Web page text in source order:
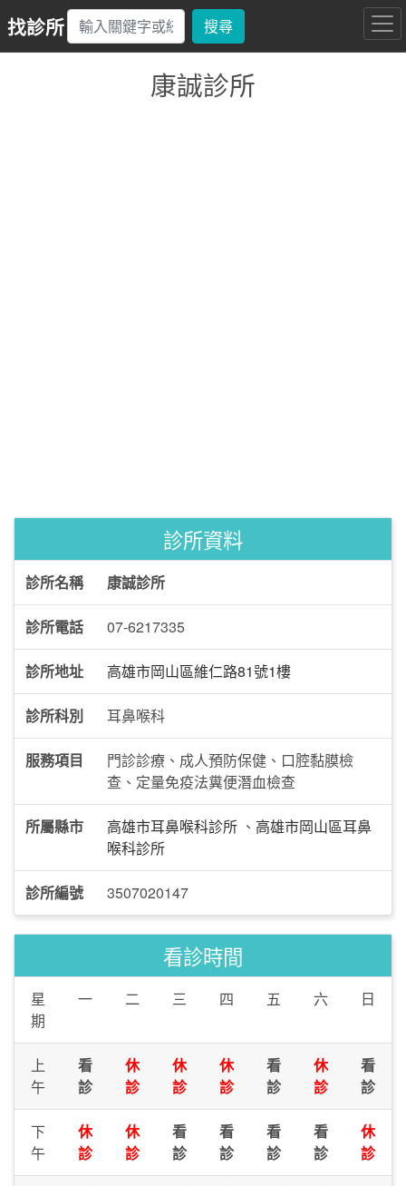
找診所 搜尋
康誠診所
診所資料
診所名稱 康誠診所
診所電話 07-6217335
診所地址 高雄市岡山區維仁路81號1樓
診所科別 耳鼻喉科
服務項目
門診診療、成人預防保健、口腔黏膜檢
查、定量免疫法糞便潛血檢查
所屬縣市 高雄市耳鼻喉科診所 、 高雄市岡山區耳鼻
喉科診所
診所編號 3507020147
看診時間
星
期
一 二 三 四 五 六 日
上
午
看
診
休
診
休
診
休
診
看
診
休
診
看
診
下
午
休
診
休
診
看
診
看
診
看
診
看
診
休
診